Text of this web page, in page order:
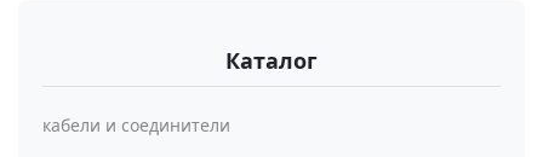
Каталог
кабели и соединители